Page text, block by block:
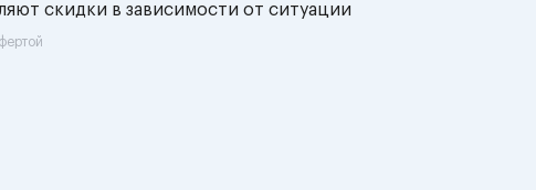
скидки в зависимости от ситуации